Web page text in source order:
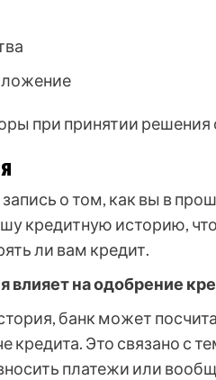
при принятии
о том, как вы в
кредитную историю,
ли вам кредит.
влияет на одобрение
банк может
Это связано с
платежи или